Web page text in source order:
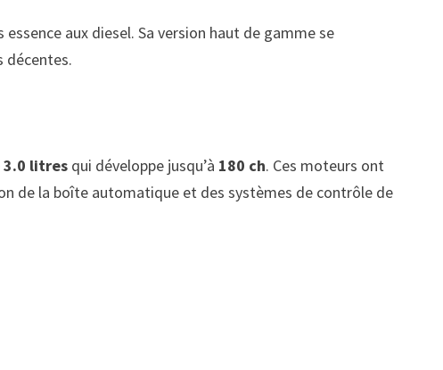
aux diesel. Sa version haut de gamme se
décentes.
3.0 litres qui développe jusqu’à 180 ch. Ces moteurs ont
de la boîte automatique et des systèmes de contrôle de